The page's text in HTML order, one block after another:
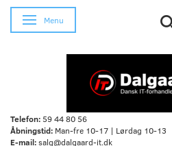
Skifte navigation
Menu
Telefon:59 44 80 56
Åbningstid: Man-fre 10-17 | Lørdag 10-13
E-mail:salg@dalgaard-it.dk